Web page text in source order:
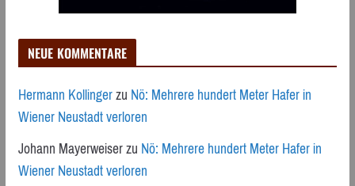
NEUE KOMMENTARE
Hermann KollingerzuNö: Mehrere hundert Meter Hafer in
Wiener Neustadt verloren
Johann MayerweiserzuNö: Mehrere hundert Meter Hafer in
Wiener Neustadt verloren